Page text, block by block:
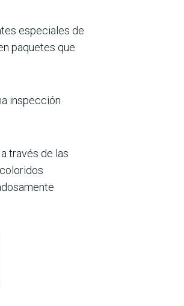
especiales de
paquetes que
inspección
través de las